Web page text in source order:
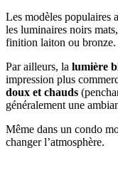
Les modèles populaires
les luminaires noirs
finition laiton ou bronze.
Par ailleurs, la lumière
impression plus
doux et chauds
généralement une
Même dans un condo
changer l’atmosphère.